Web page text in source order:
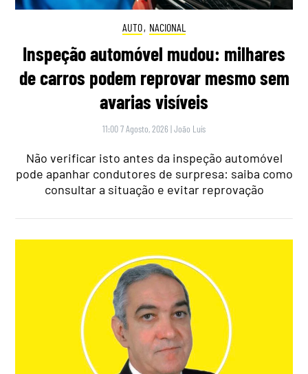
AUTO, NACIONAL
Inspeção automóvel mudou: milhares
de carros podem reprovar mesmo sem
avarias visíveis
11:00 7 Agosto, 2026 |João Luís
Não verificar isto antes da inspeção automóvel
pode apanhar condutores de surpresa: saiba como
consultar a situação e evitar reprovação